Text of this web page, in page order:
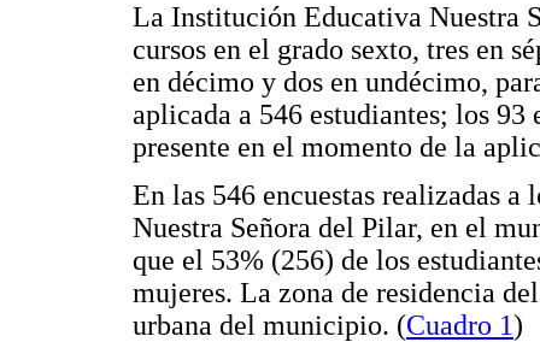
La Institución Educativa Nuestra
cursos en el grado sexto, tres en
en décimo y dos en undécimo,
aplicada a 546 estudiantes; los 93
presente en el momento de la
En las 546 encuestas realizadas
Nuestra Señora del Pilar, en el
que el 53% (256) de los
mujeres. La zona de residencia
urbana del municipio. (Cuadro 1)